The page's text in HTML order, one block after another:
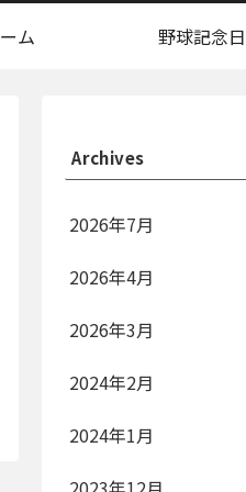
ム 野球記念日
Archives
2026年7月
2026年4月
2026年3月
2024年2月
2024年1月